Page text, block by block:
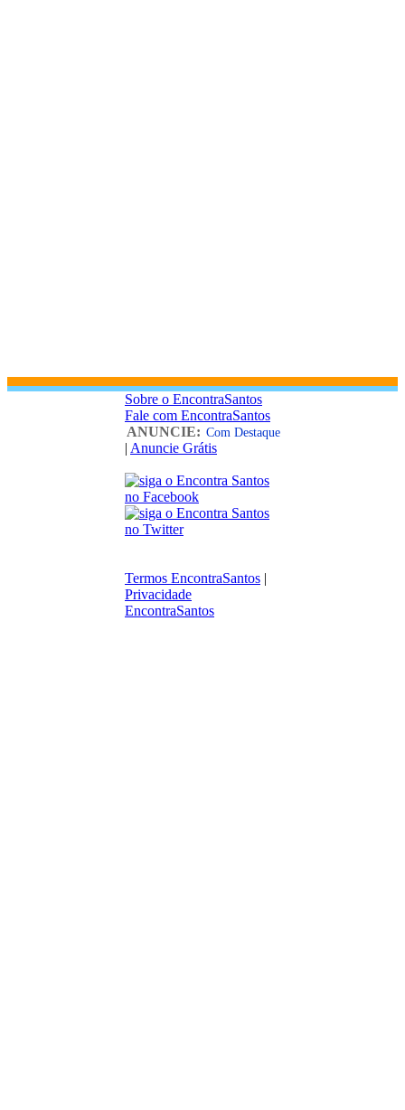
Sobre o EncontraSantos
Fale com EncontraSantos
ANUNCIE: Com Destaque
| Anuncie Grátis
Termos EncontraSantos |
Privacidade
EncontraSantos